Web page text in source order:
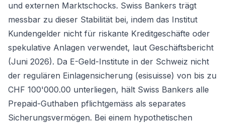
und externen Marktschocks. Swiss Bankers trägt
messbar zu dieser Stabilität bei, indem das Institut
Kundengelder nicht für riskante Kreditgeschäfte oder
spekulative Anlagen verwendet, laut Geschäftsbericht
(Juni 2026). Da E-Geld-Institute in der Schweiz nicht
der regulären Einlagensicherung (esisuisse) von bis zu
CHF 100'000.00 unterliegen, hält Swiss Bankers alle
Prepaid-Guthaben pflichtgemäss als separates
Sicherungsvermögen. Bei einem hypothetischen